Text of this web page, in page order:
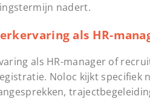
nadert.
als HR-
als HR-manager of
Noloc kijkt specifiek